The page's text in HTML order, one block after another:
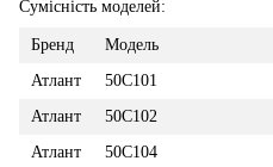
Сумісність моделей:
Бренд
Модель
Атлант
50С101
Атлант
50С102
Атлант
50С104